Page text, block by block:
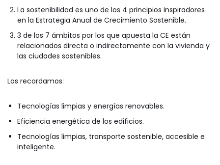
La sostenibilidad es uno de los 4 principios inspiradores
en la Estrategia Anual de Crecimiento Sostenible.
3 de los 7 ámbitos por los que apuesta la CE están
relacionados directa o indirectamente con la vivienda y
las ciudades sostenibles.
Los recordamos:
Tecnologías limpias y energías renovables.
Eficiencia energética de los edificios.
Tecnologías limpias, transporte sostenible, accesible e
inteligente.